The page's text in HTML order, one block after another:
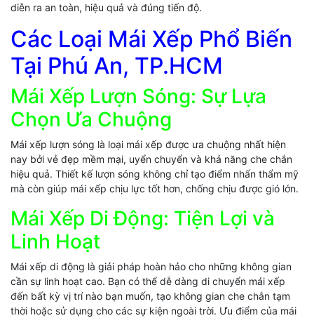
diễn ra an toàn, hiệu quả và đúng tiến độ.
Các Loại Mái Xếp Phổ Biến
Tại Phú An, TP.HCM
Mái Xếp Lượn Sóng: Sự Lựa
Chọn Ưa Chuộng
Mái xếp lượn sóng là loại mái xếp được ưa chuộng nhất hiện
nay bởi vẻ đẹp mềm mại, uyển chuyển và khả năng che chắn
hiệu quả. Thiết kế lượn sóng không chỉ tạo điểm nhấn thẩm mỹ
mà còn giúp mái xếp chịu lực tốt hơn, chống chịu được gió lớn.
Mái Xếp Di Động: Tiện Lợi và
Linh Hoạt
Mái xếp di động là giải pháp hoàn hảo cho những không gian
cần sự linh hoạt cao. Bạn có thể dễ dàng di chuyển mái xếp
đến bất kỳ vị trí nào bạn muốn, tạo không gian che chắn tạm
thời hoặc sử dụng cho các sự kiện ngoài trời. Ưu điểm của mái